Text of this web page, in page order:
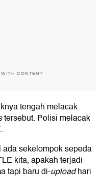
CONTENT
tengah melacak
tersebut. Polisi melacak
sekelompok sepeda
kita, apakah terjadi
tapi baru di-uploadhari